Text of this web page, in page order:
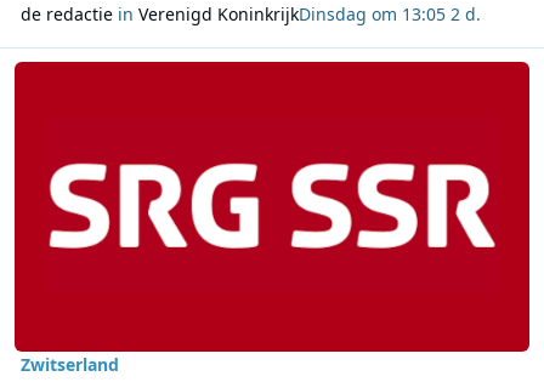
de redactiein Verenigd KoninkrijkDinsdag om 13:05 2 d.
Lees meer over SRG verwacht pas in het najaar terug op FM in
Zwitserland